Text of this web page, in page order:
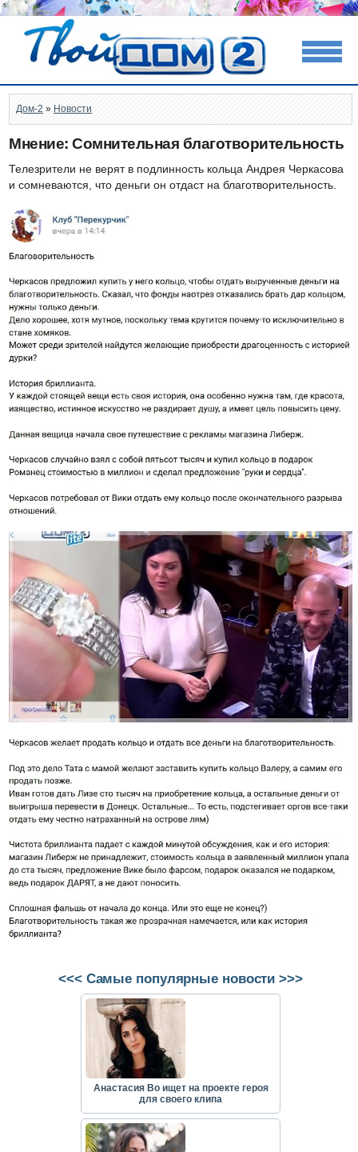
Дом-2 » Новости
Мнение: Сомнительная благотворительность
Телезрители не верят в подлинность кольца Андрея Черкасова
и сомневаются, что деньги он отдаст на благотворительность.
<<< Самые популярные новости >>>
Анастасия Во ищет на проекте героя
для своего клипа